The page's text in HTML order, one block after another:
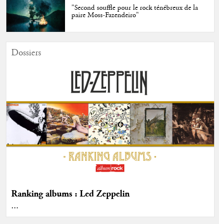
"Second souffle pour le rock ténébreux de la
paire Moss-Fazendeiro"
Dossiers
Ranking albums : Led Zeppelin
...